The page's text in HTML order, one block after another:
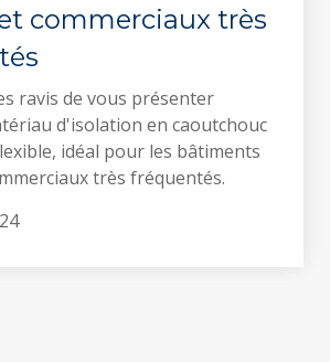
commerciaux très
ravis de vous présenter
d'isolation en caoutchouc
idéal pour les bâtiments
très fréquentés.